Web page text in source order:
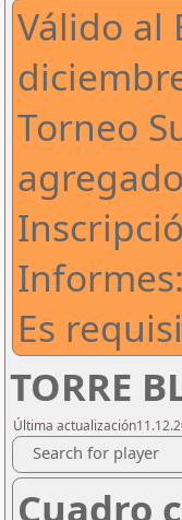
Válido al
Torneo
Es
TORRE
Última
Search for player
Cuadro